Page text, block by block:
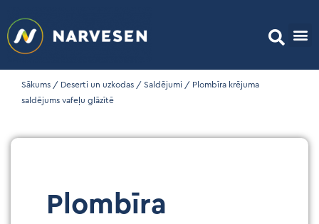
Sākums / Deserti un uzkodas / Saldējumi / Plombīra krējuma
saldējums vafeļu glāzītē
Plombīra